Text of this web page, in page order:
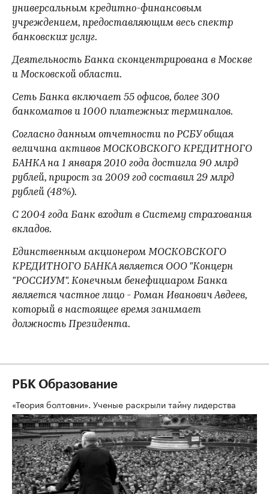
универсальным кредитно-финансовым
учреждением, предоставляющим весь спектр
банковских услуг.
Деятельность Банка сконцентрирована в Москве
и Московской области.
Сеть Банка включает 55 офисов, более 300
банкоматов и 1000 платежных терминалов.
Согласно данным отчетности по РСБУ общая
величина активов МОСКОВСКОГО КРЕДИТНОГО
БАНКА на 1 января 2010 года достигла 90 млрд
рублей, прирост за 2009 год составил 29 млрд
рублей (48%).
С 2004 года Банк входит в Систему страхования
вкладов.
Единственным акционером МОСКОВСКОГО
КРЕДИТНОГО БАНКА является ООО "Концерн
"РОССИУМ". Конечным бенефициаром Банка
является частное лицо - Роман Иванович Авдеев,
который в настоящее время занимает
должность Президента.
РБК Образование
«Теория болтовни». Ученые раскрыли тайну лидерства